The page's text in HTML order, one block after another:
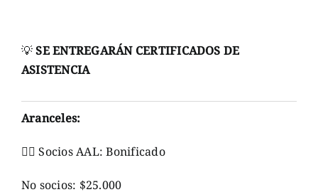
💡 SE ENTREGARÁN CERTIFICADOS DE
ASISTENCIA
Aranceles:
👉🏼 Socios AAL: Bonificado
No socios: $25.000